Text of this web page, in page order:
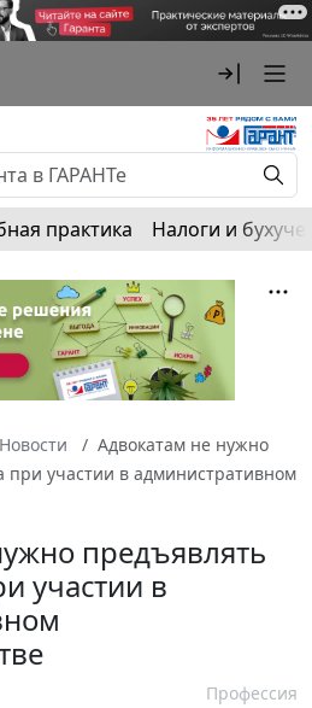
практика Налоги и
Новости
Адвокатам не нужно
при участии в административном
предъявлять
участии в
Профессия